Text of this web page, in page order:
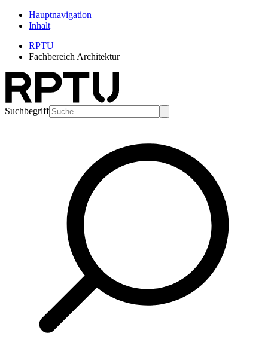
Hauptnavigation
Inhalt
RPTU
Fachbereich Architektur
Suchbegriff